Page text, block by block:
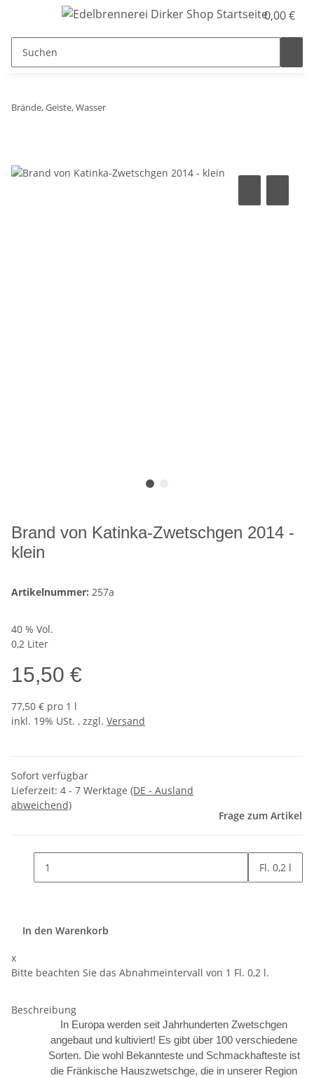
0,00 €
Brände, Geiste, Wasser
Brand von Katinka-Zwetschgen 2014 -
klein
Artikelnummer: 257a
40 % Vol.
0,2 Liter
15,50 €
77,50 € pro 1 l
inkl. 19% USt. , zzgl. Versand
Sofort verfügbar
Lieferzeit: 4 - 7 Werktage (DE - Ausland
abweichend)
Frage zum Artikel
Fl. 0,2 l
In den Warenkorb
x
Bitte beachten Sie das Abnahmeintervall von 1 Fl. 0,2 l.
Beschreibung
In Europa werden seit Jahrhunderten Zwetschgen
angebaut und kultiviert! Es gibt über 100 verschiedene
Sorten. Die wohl Bekannteste und Schmackhafteste ist
die Fränkische Hauszwetschge, die in unserer Region